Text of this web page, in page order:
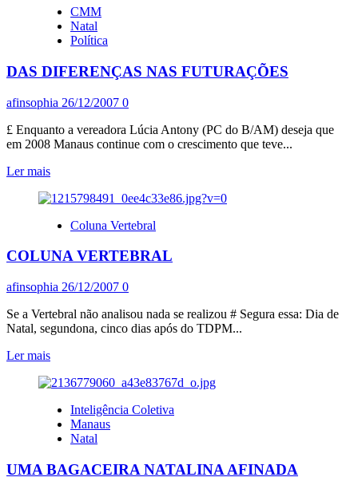
sobre
A
FANTASIOSA
DA
E
MORTE
DE
DOM
CMM
Natal
Política
DAS DIFERENÇAS NAS FUTURAÇÕES
afinsophia 26/12/2007 0
£ Enquanto a vereadora Lúcia Antony (PC do B/AM) deseja que
em 2008 Manaus continue com o crescimento que teve...
Ler maisLeia
sobre
DIFERENÇAS
FUTURAÇÕES
Coluna Vertebral
COLUNA VERTEBRAL
afinsophia 26/12/2007 0
Se a Vertebral não analisou nada se realizou # Segura essa: Dia de
Natal, segundona, cinco dias após do TDPM...
Ler maisLeia
sobre
VERTEBRAL
Inteligência Coletiva
Manaus
Natal
UMA BAGACEIRA NATALINA AFINADA